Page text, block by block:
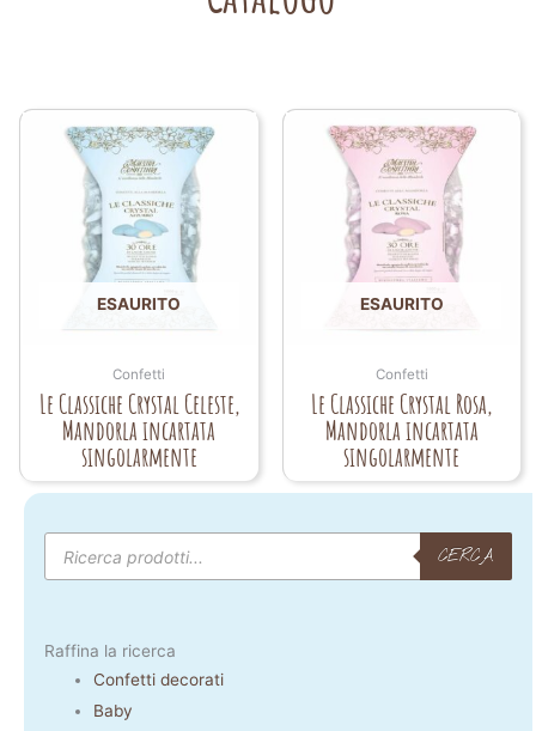
ESAURITO
Confetti
Le Classiche Crystal Celeste,
Mandorla incartata
singolarmente
ESAURITO
Confetti
Le Classiche Crystal Rosa,
Mandorla incartata
singolarmente
Products
search
CERCA
Raffina la ricerca
Confetti decorati
Baby